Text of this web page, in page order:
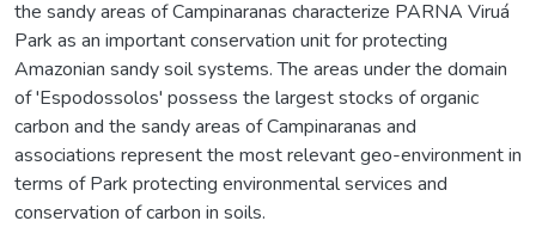
the sandy areas of Campinaranas characterize PARNA Viruá
Park as an important conservation unit for protecting
Amazonian sandy soil systems. The areas under the domain
of 'Espodossolos' possess the largest stocks of organic
carbon and the sandy areas of Campinaranas and
associations represent the most relevant geo-environment in
terms of Park protecting environmental services and
conservation of carbon in soils.